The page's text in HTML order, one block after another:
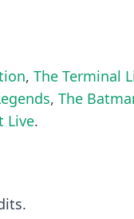
, The Terminal
, The
Live.